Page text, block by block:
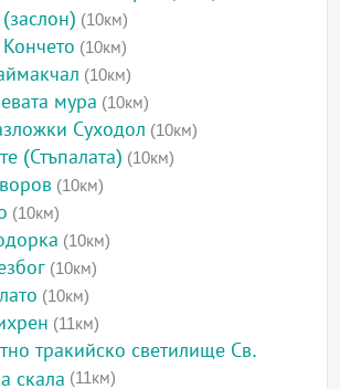
(10км)
(10км)
(10км)
мура (10км)
Суходол (10км)
(Стъпалата) (10км)
(10км)
(10км)
(10км)
(10км)
(10км)
(11км)
тракийско светилище Св.
скала (11км)